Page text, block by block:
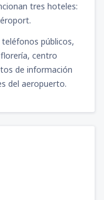
tres hoteles:
públicos,
centro
de información
del aeropuerto.